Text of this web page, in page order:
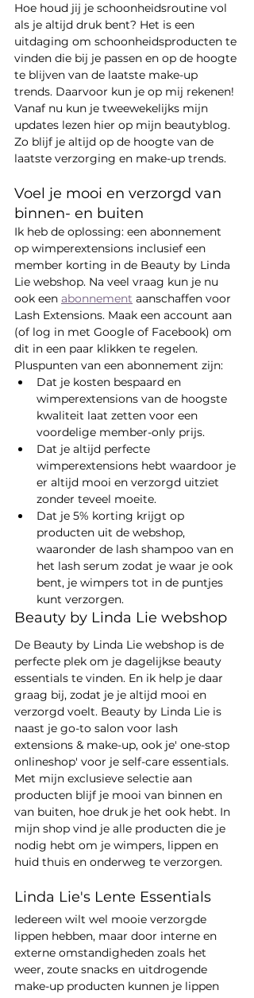
Hoe houd jij je schoonheidsroutine vol
als je altijd druk bent? Het is een
uitdaging om schoonheidsproducten te
vinden die bij je passen en op de hoogte
te blijven van de laatste make-up
trends. Daarvoor kun je op mij rekenen!
Vanaf nu kun je tweewekelijks mijn
updates lezen hier op mijn beautyblog.
Zo blijf je altijd op de hoogte van de
laatste verzorging en make-up trends.
Voel je mooi en verzorgd van
binnen- en buiten
Ik heb de oplossing: een abonnement
op wimperextensions inclusief een
member korting in de Beauty by Linda
Lie webshop. Na veel vraag kun je nu
ook een abonnement aanschaffen voor
Lash Extensions. Maak een account aan
(of log in met Google of Facebook) om
dit in een paar klikken te regelen.
Pluspunten van een abonnement zijn:
Dat je kosten bespaard en
wimperextensions van de hoogste
kwaliteit laat zetten voor een
voordelige member-only prijs.
Dat je altijd perfecte
wimperextensions hebt waardoor je
er altijd mooi en verzorgd uitziet
zonder teveel moeite.
Dat je 5% korting krijgt op
producten uit de webshop,
waaronder de lash shampoo van en
het lash serum zodat je waar je ook
bent, je wimpers tot in de puntjes
kunt verzorgen.
Beauty by Linda Lie webshop
De Beauty by Linda Lie webshop is de
perfecte plek om je dagelijkse beauty
essentials te vinden. En ik help je daar
graag bij, zodat je je altijd mooi en
verzorgd voelt. Beauty by Linda Lie is
naast je go-to salon voor lash
extensions & make-up, ook je' one-stop
onlineshop' voor je self-care essentials.
Met mijn exclusieve selectie aan
producten blijf je mooi van binnen en
van buiten, hoe druk je het ook hebt. In
mijn shop vind je alle producten die je
nodig hebt om je wimpers, lippen en
huid thuis en onderweg te verzorgen.
Linda Lie's Lente Essentials
Iedereen wilt wel mooie verzorgde
lippen hebben, maar door interne en
externe omstandigheden zoals het
weer, zoute snacks en uitdrogende
make-up producten kunnen je lippen